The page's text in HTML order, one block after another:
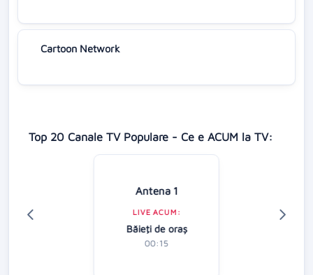
Cartoon Network
Top 20 Canale TV Populare - Ce e ACUM la TV:
Antena 1
LIVE ACUM:
Băieţi de oraş
00:15